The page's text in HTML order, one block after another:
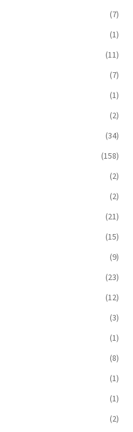
(7)
(1)
(11)
(7)
(1)
(2)
(34)
(158)
(2)
(2)
(21)
(15)
(9)
(23)
(12)
(3)
(1)
(8)
(1)
(1)
(2)